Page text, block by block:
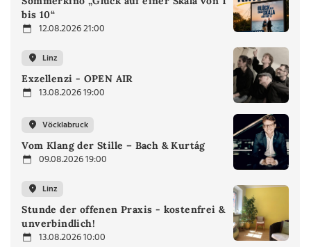
bis 10“
12.08.2026 21:00
Linz
Exzellenzi - OPEN AIR
13.08.2026 19:00
Vöcklabruck
Vom Klang der Stille – Bach & Kurtág
09.08.2026 19:00
Linz
Stunde der offenen Praxis - kostenfrei &
unverbindlich!
13.08.2026 10:00